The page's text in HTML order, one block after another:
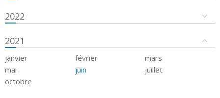
2022
2021
janvier février
mars
mai
juin
juillet
octobre